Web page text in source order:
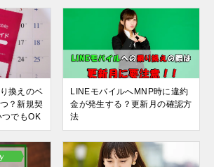
換えのベ
？新規契
でもOK
LINEモバイルへMNP時に違約
金が発生する？更新月の確認方
法